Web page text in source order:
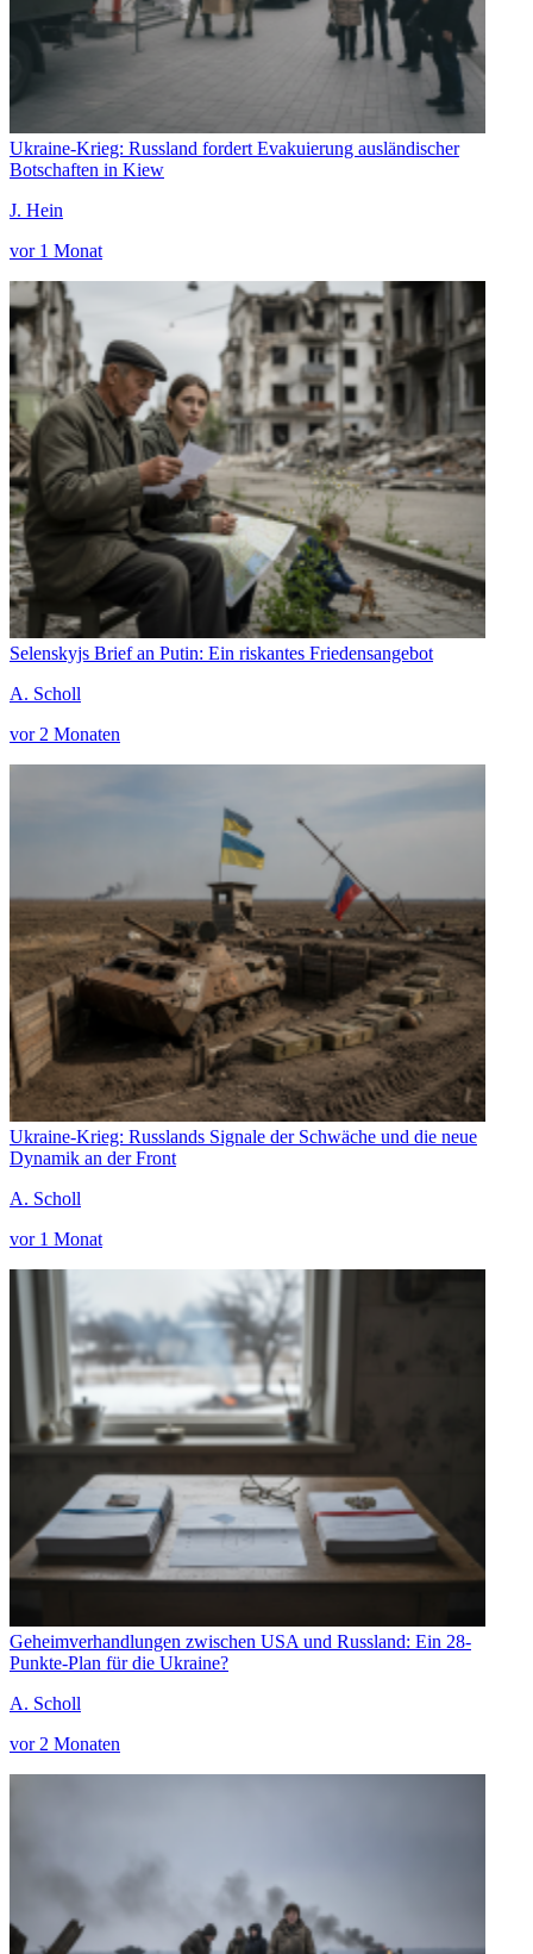
Ukraine-Krieg: Russland fordert Evakuierung ausländischer
Botschaften in Kiew
J. Hein
vor 1 Monat
Selenskyjs Brief an Putin: Ein riskantes Friedensangebot
A. Scholl
vor 2 Monaten
Ukraine-Krieg: Russlands Signale der Schwäche und die neue
Dynamik an der Front
A. Scholl
vor 1 Monat
Geheimverhandlungen zwischen USA und Russland: Ein 28-
Punkte-Plan für die Ukraine?
A. Scholl
vor 2 Monaten